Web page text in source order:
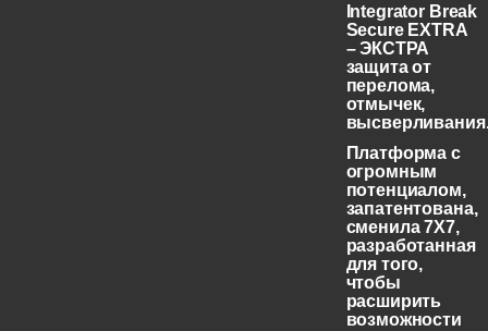
Integrator Break
Secure EXTRA
– ЭКСТРА
защита от
перелома,
отмычек,
Платформа с
огромным
потенциалом,
запатентована,
сменила 7X7,
разработанная
для того,
чтобы
расширить
возможности